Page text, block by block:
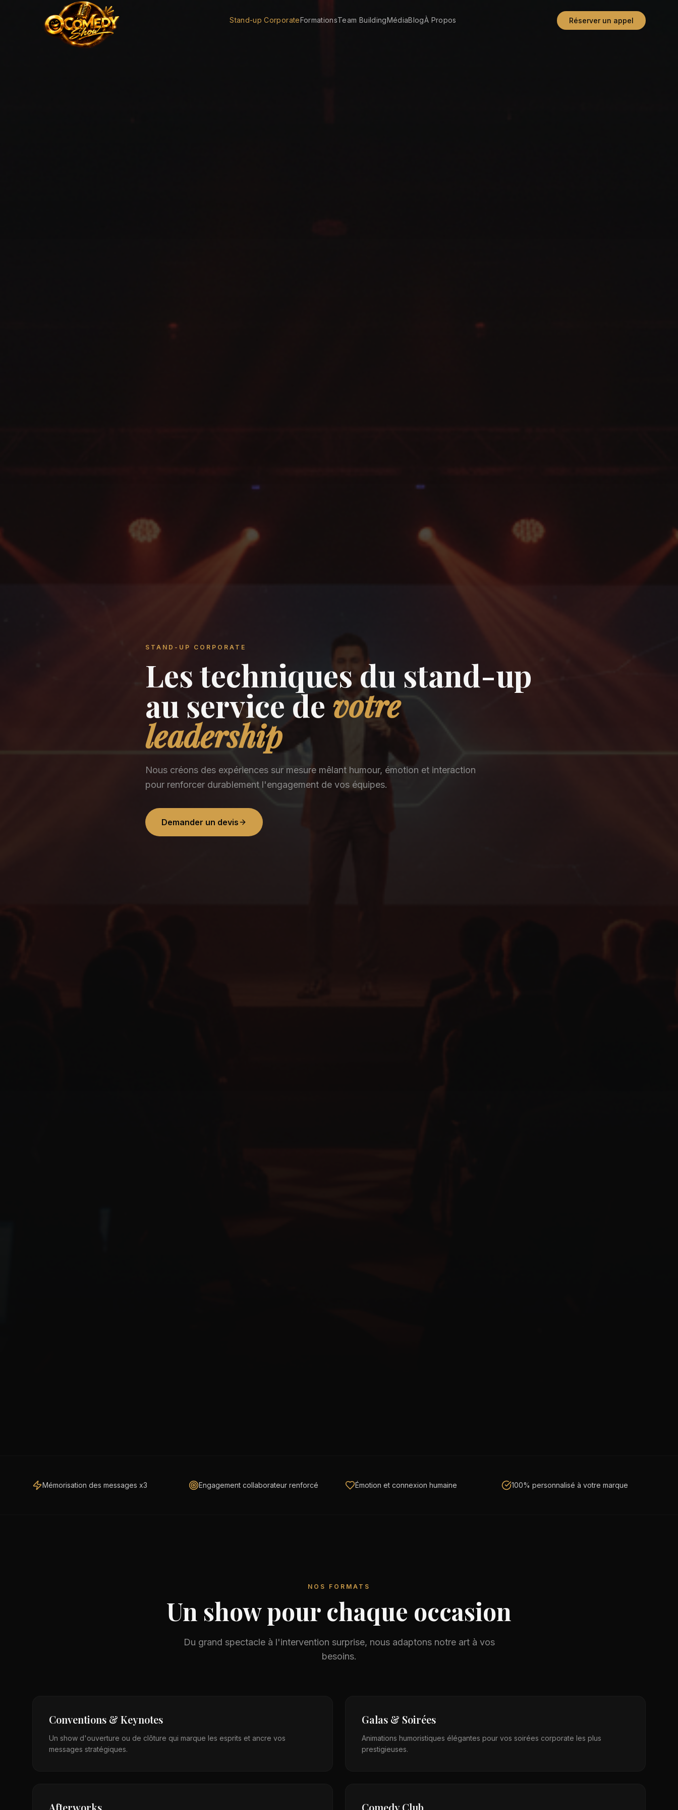
Stand-up CorporateFormationsTeam BuildingMédiaBlogÀ Propos Réserver un appel
STAND-UP CORPORATE
Les techniques du stand-up
au service de votre
leadership
Nous créons des expériences sur mesure mêlant humour, émotion et interaction
pour renforcer durablement l'engagement de vos équipes.
Demander un devis
Mémorisation des messages x3 Engagement collaborateur renforcé Émotion et connexion humaine 100% personnalisé à votre marque
NOS FORMATS
Un show pour chaque occasion
Du grand spectacle à l'intervention surprise, nous adaptons notre art à vos
besoins.
Conventions & Keynotes
Un show d'ouverture ou de clôture qui marque les esprits et ancre vos
messages stratégiques.
Galas & Soirées
Animations humoristiques élégantes pour vos soirées corporate les plus
prestigieuses.
Afterworks Comedy Club